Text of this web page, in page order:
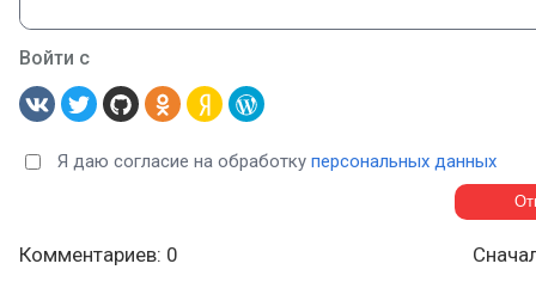
Войти с
Я даю согласие на обработку персональных данных
Комментариев: 0